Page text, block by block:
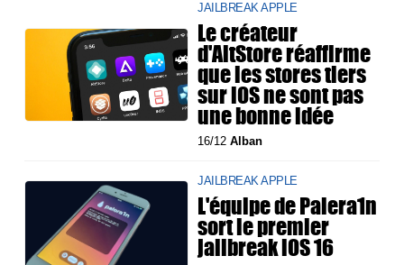
JAILBREAK APPLE
Le créateur
d'AltStore réaffirme
que les stores tiers
sur iOS ne sont pas
une bonne idée
16/12Alban
JAILBREAK APPLE
L'équipe de Palera1n
sort le premier
jailbreak iOS 16